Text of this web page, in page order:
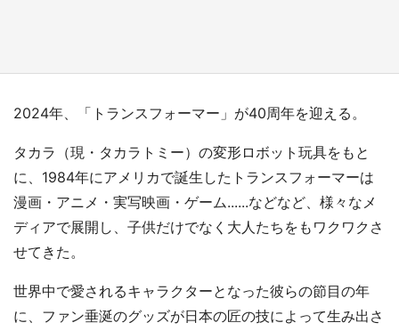
2024年、「トランスフォーマー」が40周年を迎える。
タカラ（現・タカラトミー）の変形ロボット玩具をもと
に、1984年にアメリカで誕生したトランスフォーマーは
漫画・アニメ・実写映画・ゲーム......などなど、様々なメ
ディアで展開し、子供だけでなく大人たちをもワクワクさ
せてきた。
世界中で愛されるキャラクターとなった彼らの節目の年
に、ファン垂涎のグッズが日本の匠の技によって生み出さ